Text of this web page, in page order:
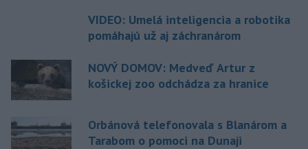
VIDEO: Umelá inteligencia a robotika
pomáhajú už aj záchranárom
NOVÝ DOMOV: Medveď Artur z
košickej zoo odchádza za hranice
Orbánová telefonovala s Blanárom a
Tarabom o pomoci na Dunaji